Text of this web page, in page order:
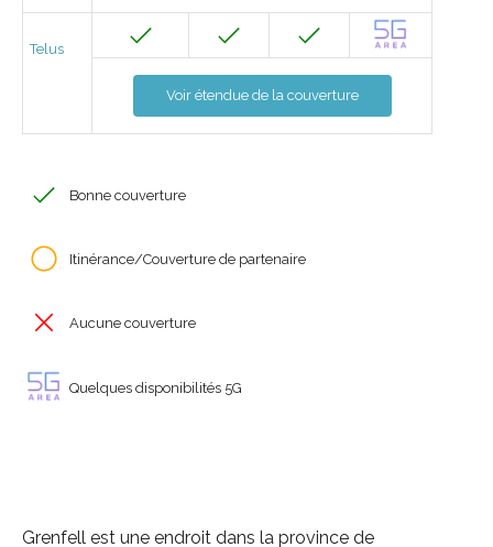
Telus
Voir étendue de la couverture
Bonne couverture
Itinérance/Couverture de partenaire
Aucune couverture
Quelques disponibilités 5G
Grenfell est une endroit dans la province de